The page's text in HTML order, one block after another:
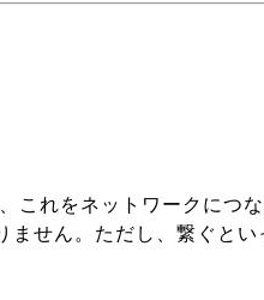
これをネットワークにつ
ません。ただし、繋ぐとい